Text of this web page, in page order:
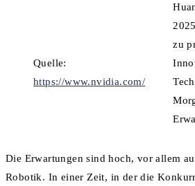
Quelle:
https://www.nvidia.com/
zu
Die Erwartungen sind hoch, vor allem
Robotik. In einer Zeit, in der die